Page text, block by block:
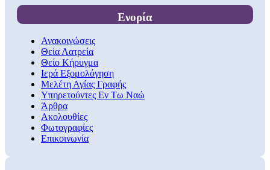
Ενορία
Ανακοινώσεις
Θεία Λατρεία
Θείο Κήρυγμα
Ιερά Εξομολόγηση
Μελέτη Αγίας Γραφής
Υπηρετούντες Εν Τω Ναώ
Άρθρα
Ακολουθίες
Φωτογραφίες
Επικοινωνία